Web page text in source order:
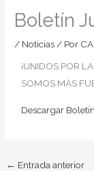
Boletín
/ Noticias / Por
¡UNIDOS POR
SOMOS MÁS
Descargar Boletín
← Entrada anterior